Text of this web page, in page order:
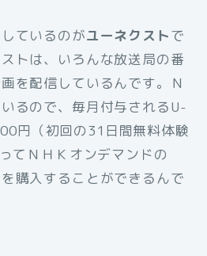
ているのがユーネクストで
トは、いろんな放送局の番
を配信しているんです。Ｎ
るので、毎月付与されるU-
円（初回の31日間無料体験
てＮＨＫオンデマンドの
購入することができるんで